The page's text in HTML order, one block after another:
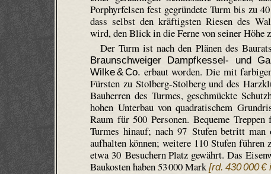
Porphyrfelsen fest gegründete Turm bis zu
dass selbst den kräftigsten Riesen des
wird, den Blick in die Ferne von seiner Höhe
Der Turm ist nach den Plänen des
Braunschweiger Dampfkessel- und
Wilke & Co. erbaut worden. Die mit
Fürsten zu Stolberg-Stolberg und des
Bauherren des Turmes, geschmückte
hohen Unterbau von quadratischem
Raum für 500 Personen. Bequeme
Turmes hinauf; nach 97 Stufen betritt
aufhalten können; weitere 110 Stufen führen
etwa 30 Besuchern Platz gewährt. Das
Baukosten haben 53 000 Mark[rd. 430 000 €